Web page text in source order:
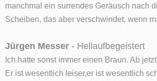
manchmal ein surrendes Geräusch nach
Scheiben, das aber verschwindet, wenn
Jürgen Messer - Hellaufbegeistert
Ich hatte sonst immer einen Braun. Ab
Er ist wesentlich leiser,er ist wesentlich